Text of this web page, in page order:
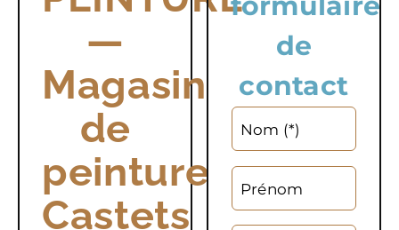
—
Magasin
de
peinture
Castets
de
contact
Nom (*)
Prénom